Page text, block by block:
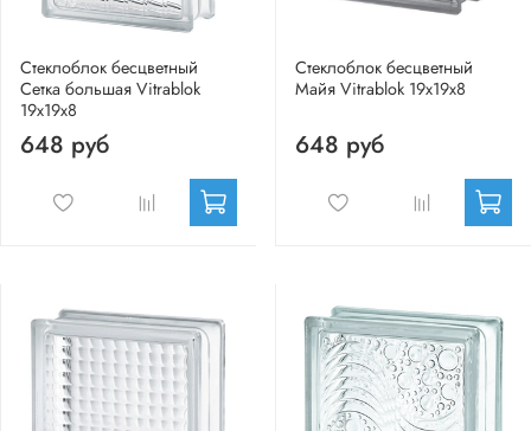
Стеклоблок бесцветный
Сетка большая Vitrablok
19х19х8
648 руб
Стеклоблок бесцветный
Майя Vitrablok 19х19х8
648 руб